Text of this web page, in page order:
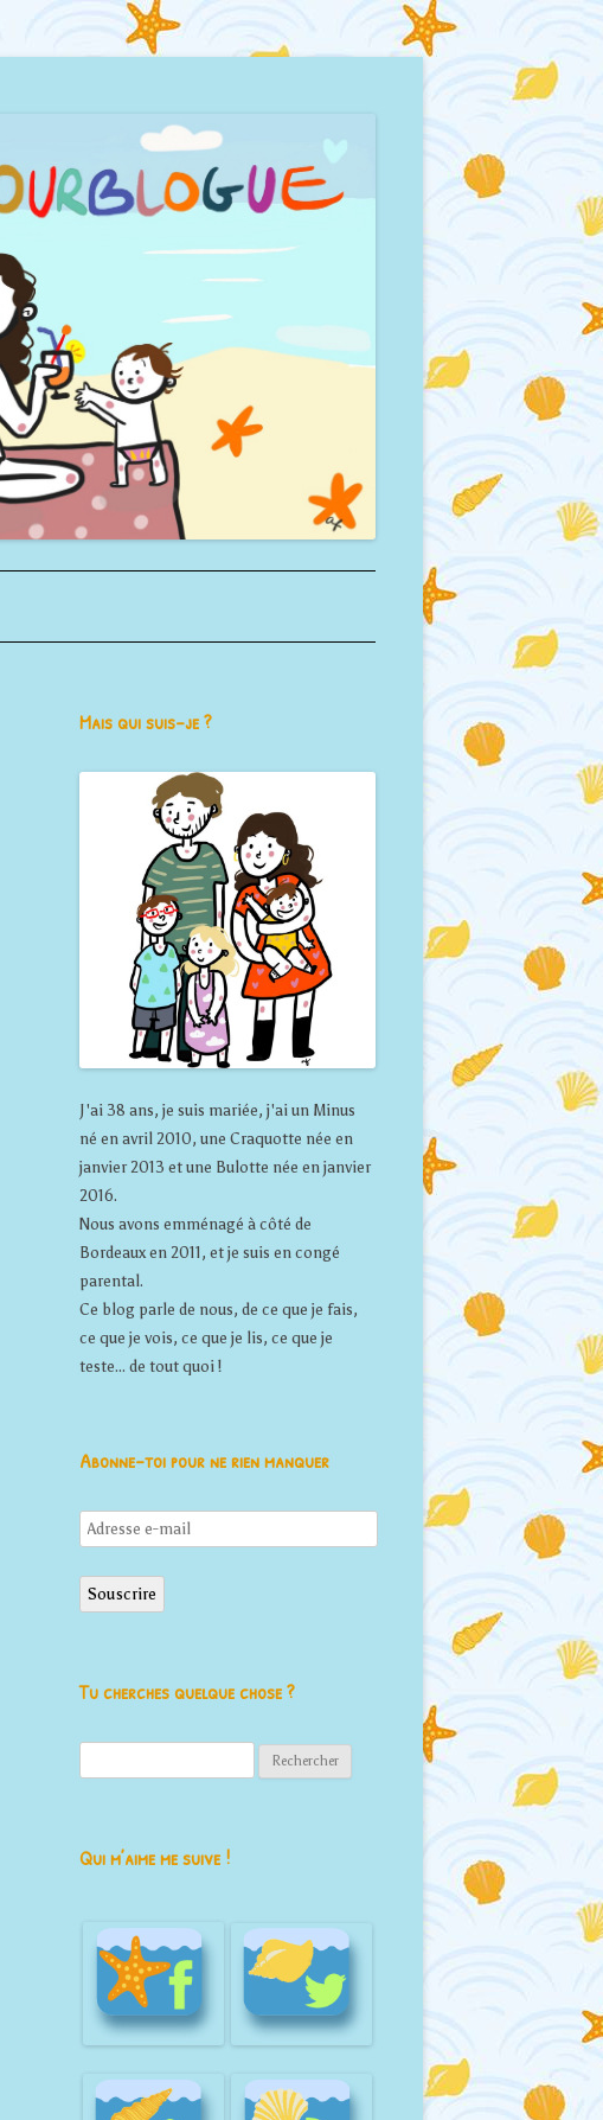
Mais qui suis-je ?
J'ai 38 ans, je suis mariée, j'ai un Minus
né en avril 2010, une Craquotte née en
janvier 2013 et une Bulotte née en janvier
2016.
Nous avons emménagé à côté de
Bordeaux en 2011, et je suis en congé
parental.
Ce blog parle de nous, de ce que je fais,
ce que je vois, ce que je lis, ce que je
teste... de tout quoi !
Abonne-toi pour ne rien manquer
Adresse
e-
mail
Souscrire
Tu cherches quelque chose ?
Qui m’aime me suive !